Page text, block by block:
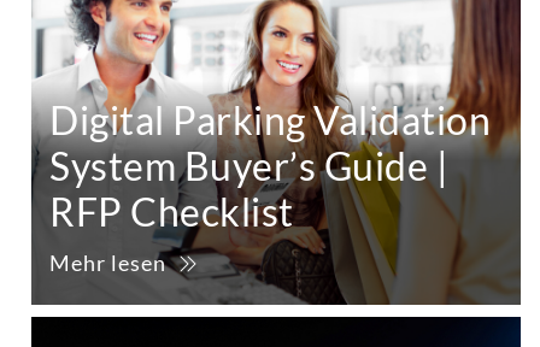
Digital Parking Validation
System Buyer’s Guide |
RFP Checklist
Mehr lesen